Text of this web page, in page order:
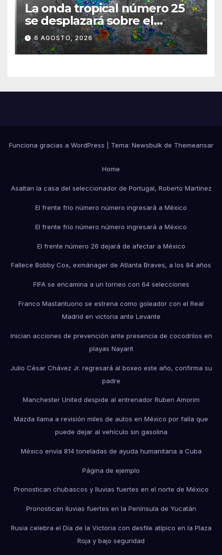
La onda tropical número 25
se desplazará sobre el
sureste mexicano
6 AGOSTO, 2026
Funciona gracias a WordPress Tema: Newsbulkde Themeansar
Home
Asaltan la casa del seleccionador de Portugal, Roberto Martínez
El frente frío número número ingresará a México
El frente frío número número ingresará a México
El frente número 26 dejará de afectar a México
Fallece Bobby Cox, exmánager de Atlanta Braves, a los 84 años
FIFA se encamina a un torneo con 64 selecciones
Franco Mastantuono se estrena como goleador con el Real
Madrid en victoria ante Levante
Inician acciones de prevención ante presencia de cocodrilos en
playas Nayarit
Julio César Chávez Jr. regresará al boxeo este año, confirma su
padre
Manchester United despide al entrenador Ruben Amorim
Mazda llama a revisión miles de autos en México por falla que
puede dejar al vehículo sin gasolina
México envía 814 toneladas de ayuda humanitaria a Cuba
Página de ejemplo
Pronostican chubascos y lluvias fuertes en el norte de México
Pronostican lluvias fuertes en la Península de Yucatán
Rusia celebra el Día de la Victoria con desfile atípico en la Plaza
Roja y bajo seguridad